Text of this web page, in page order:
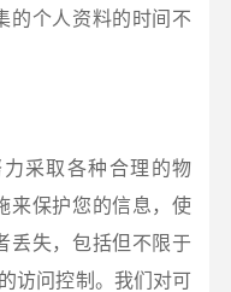
的个人资料的时间不
采取各种合理的物
来保护您的信息，使
丢失，包括但不限于
访问控制。我们对可